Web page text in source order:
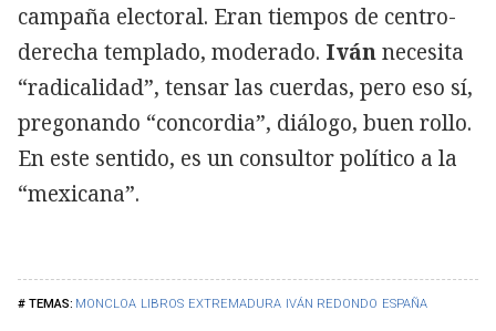
MONCLOA LIBROS EXTREMADURA IVÁN REDONDO ESPAÑA
campaña electoral. Eran tiempos de centro-
derecha templado, moderado. Ivánnecesita
“radicalidad”, tensar las cuerdas, pero eso sí,
pregonando “concordia”, diálogo, buen rollo.
En este sentido, es un consultor político a la
“mexicana”.